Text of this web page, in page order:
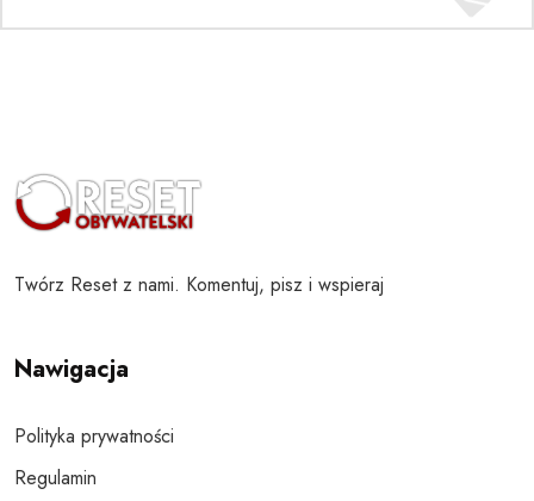
Twórz Reset z nami. Komentuj, pisz i wspieraj
Nawigacja
Polityka prywatności
Regulamin